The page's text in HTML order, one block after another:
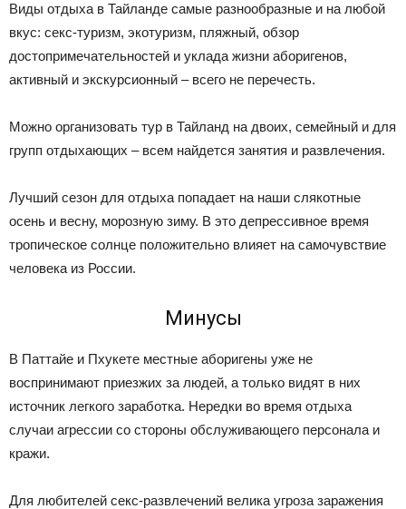
Виды отдыха в Тайланде самые разнообразные и на любой
вкус: секс-туризм, экотуризм, пляжный, обзор
достопримечательностей и уклада жизни аборигенов,
активный и экскурсионный – всего не перечесть.
Можно организовать тур в Тайланд на двоих, семейный и для
групп отдыхающих – всем найдется занятия и развлечения.
Лучший сезон для отдыха попадает на наши слякотные
осень и весну, морозную зиму. В это депрессивное время
тропическое солнце положительно влияет на самочувствие
человека из России.
Минусы
В Паттайе и Пхукете местные аборигены уже не
воспринимают приезжих за людей, а только видят в них
источник легкого заработка. Нередки во время отдыха
случаи агрессии со стороны обслуживающего персонала и
кражи.
Для любителей секс-развлечений велика угроза заражения